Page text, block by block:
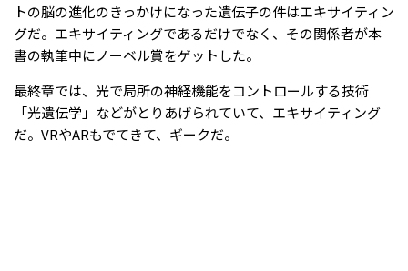
トの脳の進化のきっかけになった遺伝子の件はエキサイティン
グだ。エキサイティングであるだけでなく、その関係者が本
書の執筆中にノーベル賞をゲットした。
最終章では、光で局所の神経機能をコントロールする技術
「光遺伝学」などがとりあげられていて、エキサイティング
だ。VRやARもでてきて、ギークだ。